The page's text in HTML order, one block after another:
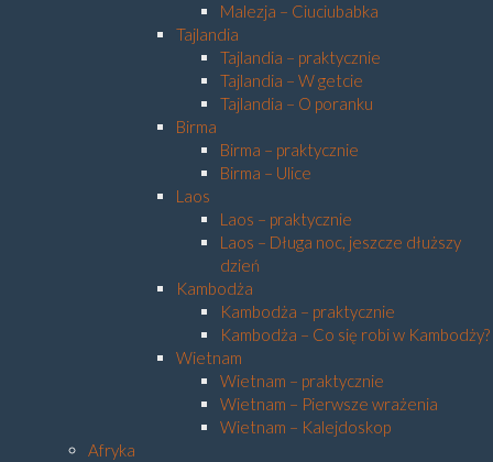
Malezja – Ciuciubabka
Tajlandia
Tajlandia – praktycznie
Tajlandia – W getcie
Tajlandia – O poranku
Birma
Birma – praktycznie
Birma – Ulice
Laos
Laos – praktycznie
Laos – Długa noc, jeszcze dłuższy
dzień
Kambodża
Kambodża – praktycznie
Kambodża – Co się robi w Kambodży?
Wietnam
Wietnam – praktycznie
Wietnam – Pierwsze wrażenia
Wietnam – Kalejdoskop
Afryka